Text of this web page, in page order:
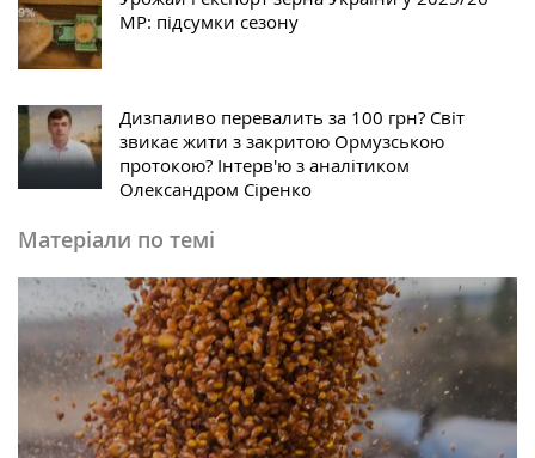
МР: підсумки сезону
Дизпаливо перевалить за 100 грн? Світ
звикає жити з закритою Ормузською
протокою? Інтерв'ю з аналітиком
Олександром Сіренко
Матеріали по темі